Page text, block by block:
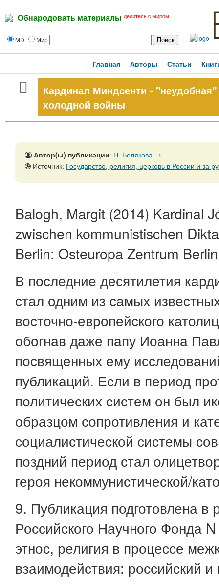
Обнародовать материалы делитесь с миром!
MD Мир
Главная Авторы Статьи
Кардинал Миндсенти -
холодной войны
Автор(ы) публикации: Н. Белякова →
Источник: Государство, религия, церковь в России и за рубежом, № 1, 31
Balogh, Margit (2014) Kardinal
zwischen kommunistischen
Berlin: Osteuropa Zentrum
В последние десятилетия
стал одним из самых
восточно-европейского
обогнав даже папу Иоанна
посвященных ему
публикаций. Если в период
политических систем он был
образцом сопротивления и
социалистической системы
поздний период стал
героя некоммунистической/
9. Публикация подготовлена в
Российского Научного Фонда
этнос, религия в процессе
взаимодействия: российский